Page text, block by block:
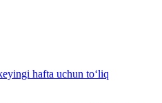
hafta uchun to‘liq